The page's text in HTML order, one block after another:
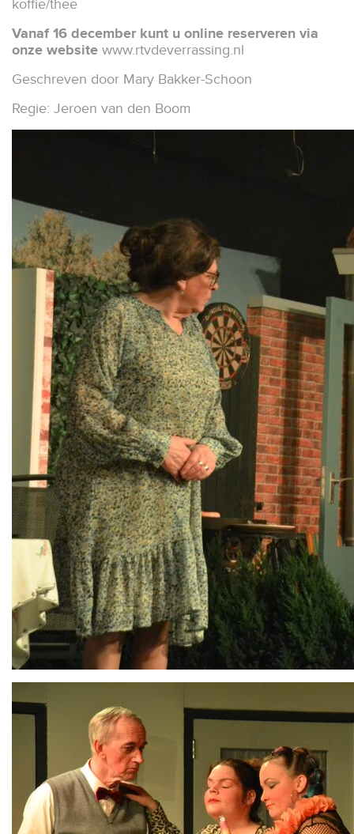
koffie/thee
Vanaf 16 december kunt u online reserveren via
onze website www.rtvdeverrassing.nl
Geschreven door Mary Bakker-Schoon
Regie: Jeroen van den Boom